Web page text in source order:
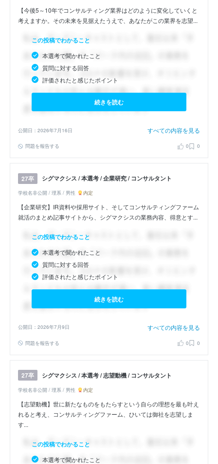
【今後5～10年でコンサルティング業界はどのように変化していくと
考えますか。その未来を見据えたうえで、あなたがこの業界を志望...
この投稿でわかること
本選考で聞かれたこと
質問に対する回答
評価されたと感じたポイント
続きを読む
公開日：2026年7月16日 すべての内容を見る
問題を報告する 0 0
27卒 シグマクシス / 本選考 / 企業研究 / コンサルタント
学校名非公開 / 理系 / 男性 内定
【企業研究】IR資料や採用サイト、そしてコンサルティングファーム
就活のまとめ記事サイトから、シグマクシスの業務内容、得意とす...
この投稿でわかること
本選考で聞かれたこと
質問に対する回答
評価されたと感じたポイント
続きを読む
公開日：2026年7月9日 すべての内容を見る
問題を報告する 0 0
27卒 シグマクシス / 本選考 / 志望動機 / コンサルタント
学校名非公開 / 理系 / 男性 内定
【志望動機】世に新たなものをもたらすという自らの理想を最も叶え
れると考え、コンサルティングファーム、ひいては御社を志望しま
す...
この投稿でわかること
本選考で聞かれたこと